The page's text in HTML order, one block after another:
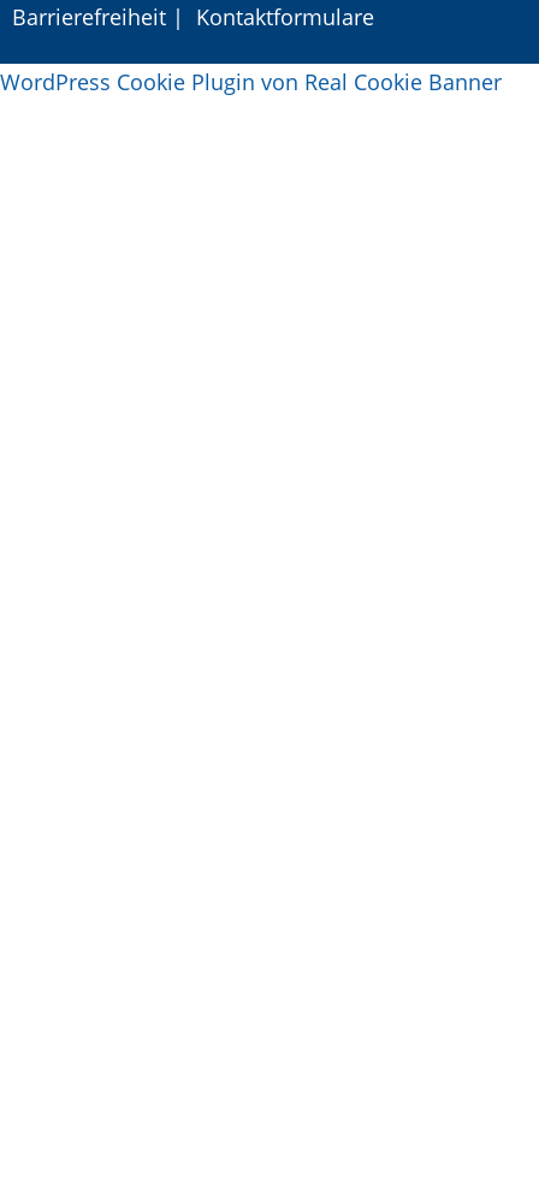
Barrierefreiheit | Kontaktformulare
WordPress Cookie Plugin von Real Cookie Banner